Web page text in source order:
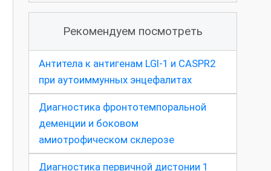
Рекомендуем посмотреть
Антитела к антигенам LGI-1 и CASPR2
при аутоиммунных энцефалитах
Диагностика фронтотемпоральной
деменции и боковом
амиотрофическом склерозе
Диагностика первичной дистонии 1